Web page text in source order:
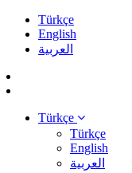
Türkçe
English
العربية
Türkçe
Türkçe
English
العربية